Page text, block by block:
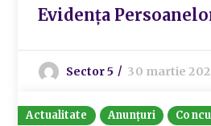
Evidența
Sector 5 30 martie
Actualitate Anunțuri